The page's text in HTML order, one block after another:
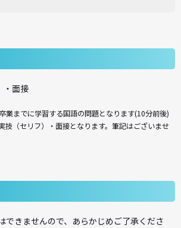
・面接
業までに学習する国語の問題となります(10分前後)
技（セリフ）・面接となります。筆記はございませ
できませんので、あらかじめご了承くださ